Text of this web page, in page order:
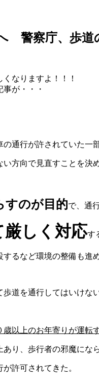
警察庁、歩道
なりますよ！！！
が・・・
通行が許されていた一
方向で見直すことを決め
すのが目的で、通
しく対応す
るなど環境の整備も進
歩道を通行してはいけな
以上のお年寄りが運転
り、歩行者の邪魔にな
許可されてきた。